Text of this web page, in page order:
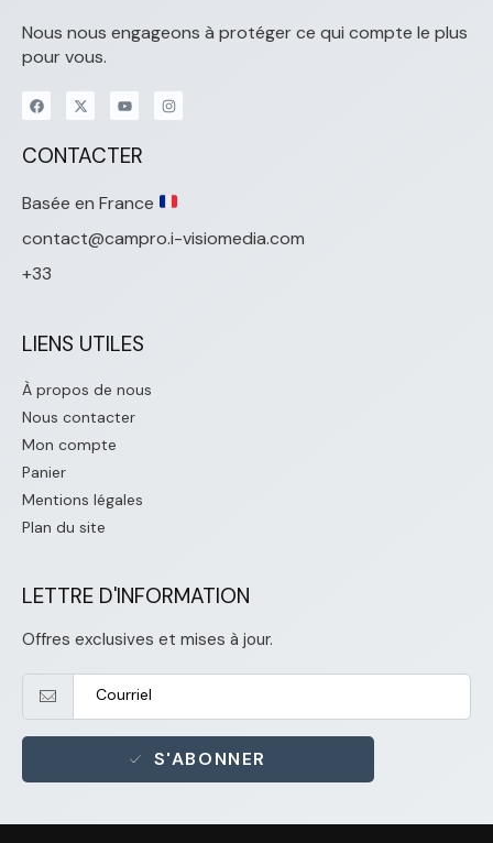
Nous nous engageons à protéger ce qui compte le plus
pour vous.
CONTACTER
Basée en France
contact@campro.i-visiomedia.com
+33
LIENS UTILES
À propos de nous
Nous contacter
Mon compte
Panier
Mentions légales
Plan du site
LETTRE D'INFORMATION
Offres exclusives et mises à jour.
S'ABONNER